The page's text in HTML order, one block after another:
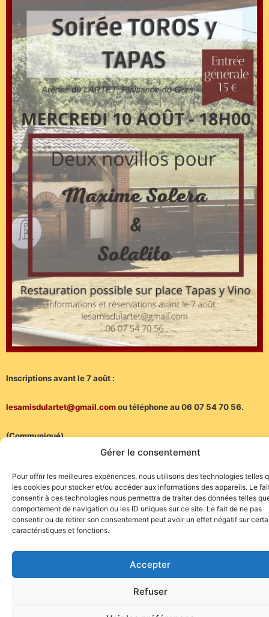
Gérer le consentement
Pour offrir les meilleures expériences, nous utilisons des technologies telles
les cookies pour stocker et/ou accéder aux informations des appareils. Le
consentir à ces technologies nous permettra de traiter des données telles
comportement de navigation ou les ID uniques sur ce site. Le fait de ne pas
consentir ou de retirer son consentement peut avoir un effet négatif sur
caractéristiques et fonctions.
Accepter
Refuser
Inscriptions avant le 7 août :
lesamisdulartet@gmail.comou téléphone au 06 07 54 70 56.
(Communiqué)
Site de l'association TOROFIESTA